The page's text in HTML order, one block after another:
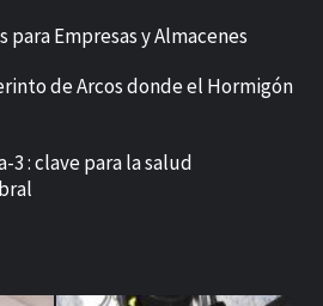
para Empresas y Almacenes
de Arcos donde el Hormigón
3 : clave para la salud